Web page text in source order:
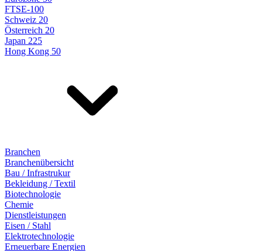
FTSE-100
Schweiz 20
Österreich 20
Japan 225
Hong Kong 50
Branchen
Branchenübersicht
Bau / Infrastrukur
Bekleidung / Textil
Biotechnologie
Chemie
Dienstleistungen
Eisen / Stahl
Elektrotechnologie
Erneuerbare Energien